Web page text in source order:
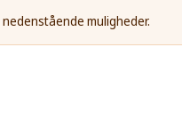
muligheder.